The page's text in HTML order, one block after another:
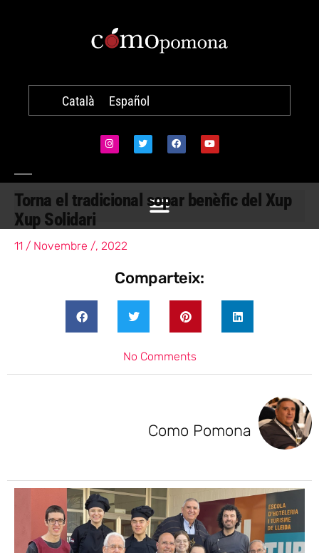
Català Español
Torna el tradicional sopar benèfic del Xup
Xup Solidari
11 / Novembre /, 2022
Comparteix:
No Comments
Como Pomona